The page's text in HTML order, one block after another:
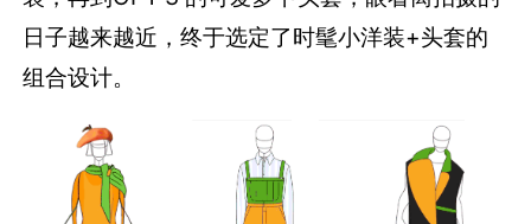
日子越来越近，终于选定了时髦小洋装+头套的
组合设计。